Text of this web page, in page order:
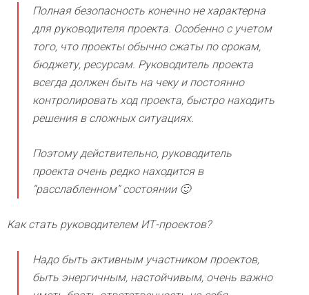
Полная безопасность конечно не характерна
для руководителя проекта. Особенно с учетом
того, что проекты обычно сжаты по срокам,
бюджету, ресурсам. Руководитель проекта
всегда должен быть на чеку и постоянно
контролировать ход проекта, быстро находить
решения в сложных ситуациях.
Поэтому действительно, руководитель
проекта очень редко находится в
“расслабленном” состоянии 🙂
Как стать руководителем ИТ-проектов?
Надо быть активным участником проектов,
быть энергичным, настойчивым, очень важно